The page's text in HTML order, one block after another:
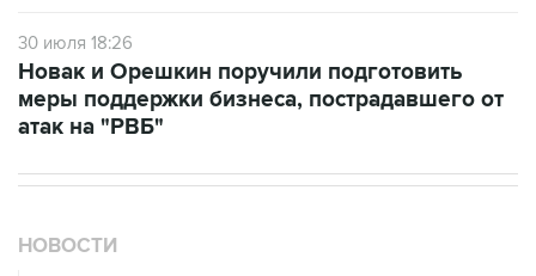
30 июля 18:26
Новак и Орешкин поручили подготовить
меры поддержки бизнеса, пострадавшего от
атак на "РВБ"
НОВОСТИ